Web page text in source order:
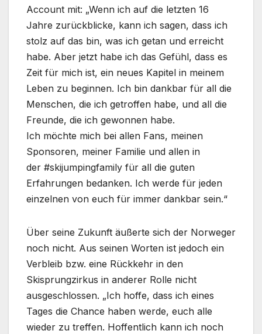
Account mit: „Wenn ich auf die letzten 16
Jahre zurückblicke, kann ich sagen, dass ich
stolz auf das bin, was ich getan und erreicht
habe. Aber jetzt habe ich das Gefühl, dass es
Zeit für mich ist, ein neues Kapitel in meinem
Leben zu beginnen. Ich bin dankbar für all die
Menschen, die ich getroffen habe, und all die
Freunde, die ich gewonnen habe.
Ich möchte mich bei allen Fans, meinen
Sponsoren, meiner Familie und allen in
der #skijumpingfamily für all die guten
Erfahrungen bedanken. Ich werde für jeden
einzelnen von euch für immer dankbar sein.“
Über seine Zukunft äußerte sich der Norweger
noch nicht. Aus seinen Worten ist jedoch ein
Verbleib bzw. eine Rückkehr in den
Skisprungzirkus in anderer Rolle nicht
ausgeschlossen. „Ich hoffe, dass ich eines
Tages die Chance haben werde, euch alle
wieder zu treffen. Hoffentlich kann ich noch